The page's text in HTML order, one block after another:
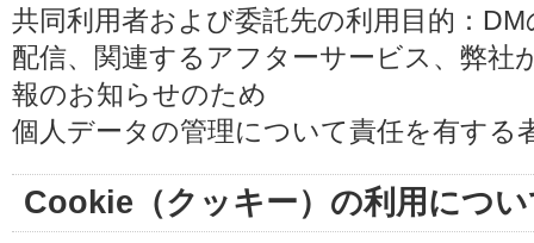
共同利用者および委託先の利用目的：
配信、関連するアフターサービス、弊社
報のお知らせのため
個人データの管理について責任を有する
Cookie（クッキー）の利用につ